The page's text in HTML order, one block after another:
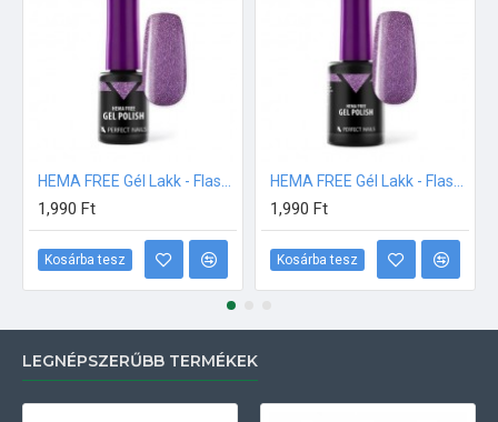
1,990 Ft
Kosárba tesz
1,990 Ft
Kosárba tesz
LEGNÉPSZERŰBB TERMÉKEK